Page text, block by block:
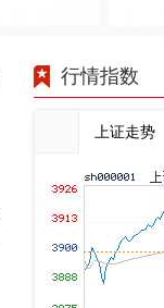
行情指数
上证走势